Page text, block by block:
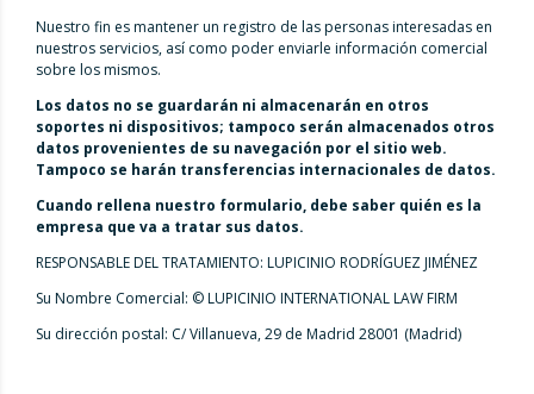
Nuestro fin es mantener un registro de las personas interesadas en
nuestros servicios, así como poder enviarle información comercial
sobre los mismos.
Los datos no se guardarán ni almacenarán en otros
soportes ni dispositivos; tampoco serán almacenados otros
datos provenientes de su navegación por el sitio web.
Tampoco se harán transferencias internacionales de datos.
Cuando rellena nuestro formulario, debe saber quién es la
empresa que va a tratar sus datos.
RESPONSABLE DEL TRATAMIENTO: LUPICINIO RODRÍGUEZ JIMÉNEZ
Su Nombre Comercial: © LUPICINIO INTERNATIONAL LAW FIRM
Su dirección postal: C/ Villanueva, 29 de Madrid 28001 (Madrid)